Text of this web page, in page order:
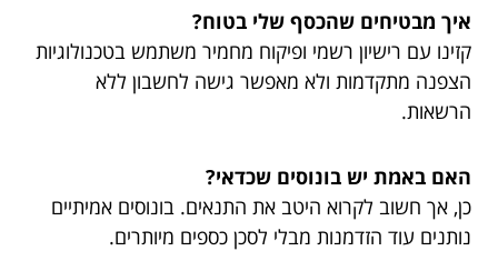
איך מבטיחים שהכסף שלי בטוח?
קזינו עם רישיון רשמי ופיקוח מחמיר משתמש בטכנולוגיות
הצפנה מתקדמות ולא מאפשר גישה לחשבון ללא
הרשאות.
האם באמת יש בונוסים שכדאי?
כן, אך חשוב לקרוא היטב את התנאים. בונוסים אמיתיים
נותנים עוד הזדמנות מבלי לסכן כספים מיותרים.